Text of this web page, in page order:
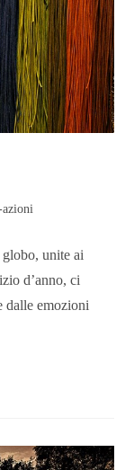
unite ai
d’anno, ci
dalle emozioni